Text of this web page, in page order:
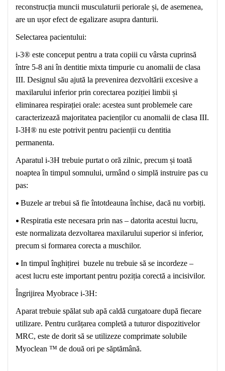
reconstrucția muncii musculaturii periorale și, de asemenea,
are un ușor efect de egalizare asupra danturii.
Selectarea pacientului:
i-3® este conceput pentru a trata copiii cu vârsta cuprinsă
între 5-8 ani în dentitie mixta timpurie cu anomalii de clasa
III. Designul său ajută la prevenirea dezvoltării excesive a
maxilarului inferior prin corectarea poziției limbii și
eliminarea respirației orale: acestea sunt problemele care
caracterizează majoritatea pacienților cu anomalii de clasa III.
I-3H® nu este potrivit pentru pacienții cu dentitia
permanenta.
Aparatul i-3H trebuie purtato oră zilnic, precum și toată
noaptea în timpul somnului, urmând o simplă instruire pas cu
pas:
• Buzele ar trebui să fie întotdeauna închise, dacă nu vorbiți.
• Respiratia este necesara prin nas – datorita acestui lucru,
este normalizata dezvoltarea maxilarului superior si inferior,
precum si formarea corecta a muschilor.
• In timpul înghițirei buzele nu trebuie să se incordeze –
acest lucru este important pentru poziția corectă a incisivilor.
Îngrijirea Myobrace i-3H:
Aparat trebuie spălat sub apă caldă curgatoare după fiecare
utilizare. Pentru curățarea completă a tuturor dispozitivelor
MRC, este de dorit să se utilizeze comprimate solubile
Myoclean ™ de două ori pe săptămână.